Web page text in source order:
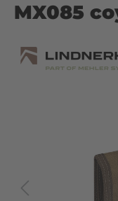
MX085